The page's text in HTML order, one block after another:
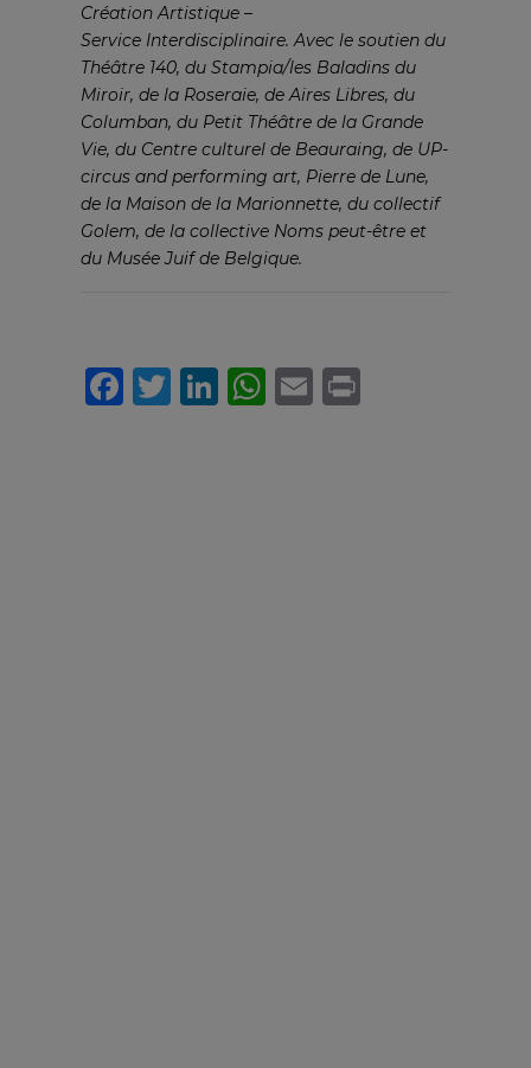
Création Artistique –
Service Interdisciplinaire.Avec le soutien du
Théâtre 140, du Stampia/les Baladins du
Miroir, de la Roseraie, de Aires Libres, du
Columban, du Petit Théâtre de la Grande
Vie, du Centre culturel de Beauraing, de UP-
circus andperforming art, Pierre de Lune,
de la Maison de la Marionnette, du collectif
Golem, de la collective Noms peut-être et
du Musée Juif de Belgique.
Facebook
Twitter
LinkedIn
WhatsApp
Email